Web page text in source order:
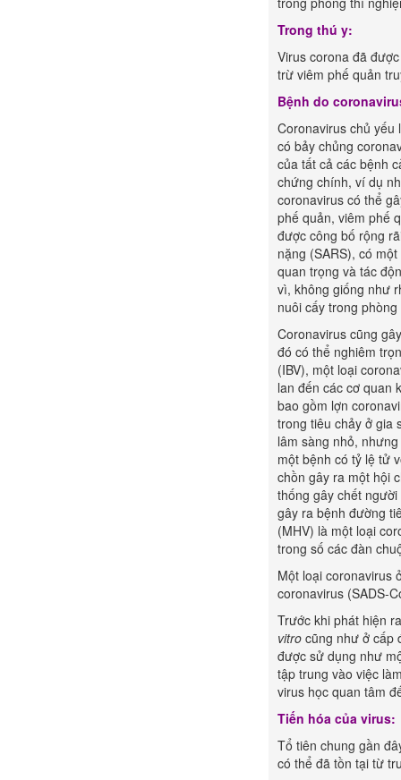
Trong thú y:
Virus corona đã
trừ viêm phế quản
Bệnh do
Coronavirus chủ yếu
có bảy chủng
của tất cả các bệnh
chứng chính, ví dụ
coronavirus có thể
phế quản, viêm phế
được công bố rộng
nặng (SARS), có
quan trọng và tác
vì, không giống như
nuôi cấy trong
Coronavirus cũng
đó có thể nghiêm
(IBV), một loại
lan đến các cơ quan
bao gồm lợn
trong tiêu chảy ở gia
lâm sàng nhỏ,
một bệnh có tỷ lệ tử
chồn gây ra một hội
thống gây chết
gây ra bệnh đường
(MHV) là một loại
trong số các đàn
Một loại coronavirus
coronavirus (SADS-
Trước khi phát hiện
vitro cũng như ở cấp
được sử dụng như
tập trung vào việc
virus học quan tâm
Tiến hóa của virus:
Tổ tiên chung gần
có thể đã tồn tại từ